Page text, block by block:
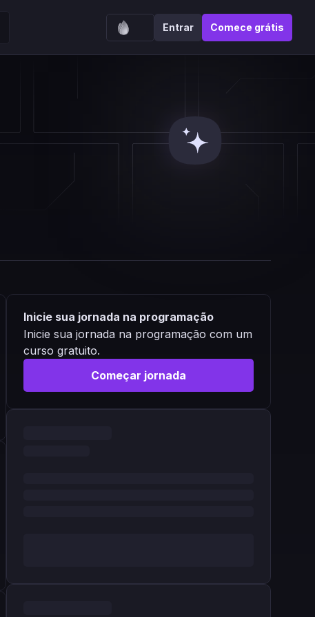
Entrar Comece grátis
Inicie sua jornada na programação
Inicie sua jornada na programação com um
curso gratuito.
Começar jornada